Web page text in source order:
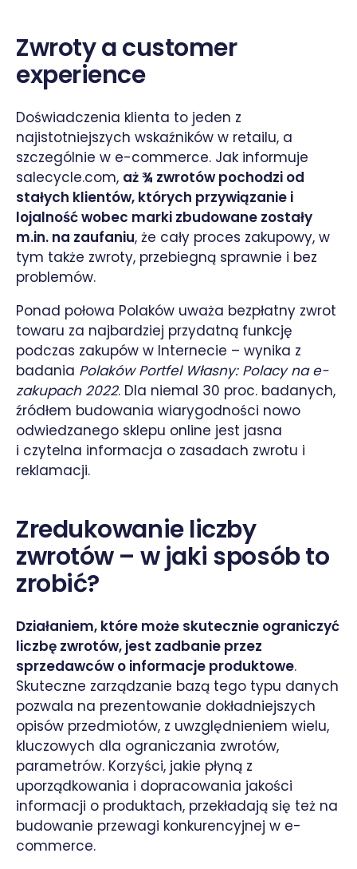
Zwroty a customer
experience
Doświadczenia klienta to jeden z
najistotniejszych wskaźników w retailu, a
szczególnie w e-commerce. Jak informuje
salecycle.com, aż ¾ zwrotów pochodzi od
stałych klientów, których przywiązanie i
lojalność wobec marki zbudowane zostały
m.in. na zaufaniu, że cały proces zakupowy, w
tym także zwroty, przebiegną sprawnie i bez
problemów.
Ponad połowa Polaków uważa bezpłatny zwrot
towaru za najbardziej przydatną funkcję
podczas zakupów w Internecie – wynika z
badania Polaków Portfel Własny: Polacy na e-
zakupach 2022. Dla niemal 30 proc. badanych,
źródłem budowania wiarygodności nowo
odwiedzanego sklepu online jest jasna
i czytelna informacja o zasadach zwrotu i
reklamacji.
Zredukowanie liczby
zwrotów – w jaki sposób to
zrobić?
Działaniem, które może skutecznie ograniczyć
liczbę zwrotów, jest zadbanie przez
sprzedawców o informacje produktowe.
Skuteczne zarządzanie bazą tego typu danych
pozwala na prezentowanie dokładniejszych
opisów przedmiotów, z uwzględnieniem wielu,
kluczowych dla ograniczania zwrotów,
parametrów. Korzyści, jakie płyną z
uporządkowania i dopracowania jakości
informacji o produktach, przekładają się też na
budowanie przewagi konkurencyjnej w e-
commerce.